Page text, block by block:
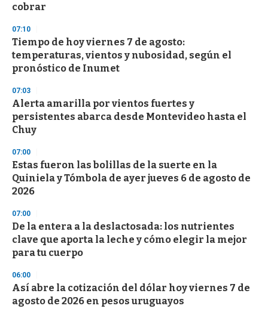
cobrar
07:10
Tiempo de hoy viernes 7 de agosto:
temperaturas, vientos y nubosidad, según el
pronóstico de Inumet
07:03
Alerta amarilla por vientos fuertes y
persistentes abarca desde Montevideo hasta el
Chuy
07:00
Estas fueron las bolillas de la suerte en la
Quiniela y Tómbola de ayer jueves 6 de agosto de
2026
07:00
De la entera a la deslactosada: los nutrientes
clave que aporta la leche y cómo elegir la mejor
para tu cuerpo
06:00
Así abre la cotización del dólar hoy viernes 7 de
agosto de 2026 en pesos uruguayos